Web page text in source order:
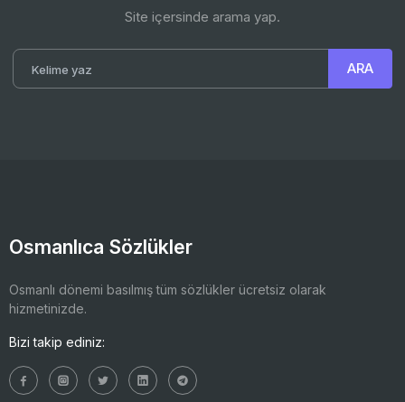
Site içersinde arama yap.
Osmanlıca Sözlükler
Osmanlı dönemi basılmış tüm sözlükler ücretsiz olarak
hizmetinizde.
Bizi takip ediniz: